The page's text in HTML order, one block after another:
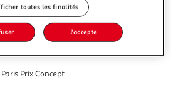
Paris Prix Concept
toutes les finalités
J'accepte